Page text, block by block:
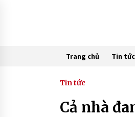
Trang chủ Tin tức
Tin tức
Cả nhà